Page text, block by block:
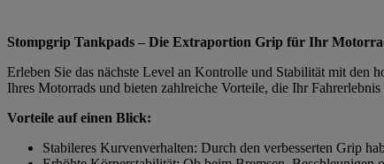
Stompgrip Tankpads – Die Extraportion Grip für Ihr
Erleben Sie das nächste Level an Kontrolle und Stabilität mit den
Ihres Motorrads und bieten zahlreiche Vorteile, die Ihr Fahrerlebnis
Vorteile auf einen Blick:
Stabileres Kurvenverhalten: Durch den verbesserten Grip